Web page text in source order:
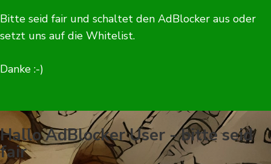
Bitte seid fair und schaltet den AdBlocker aus oder
setzt uns auf die Whitelist.
Danke :-)
Hallo AdBlocker User - bitte seid
fair